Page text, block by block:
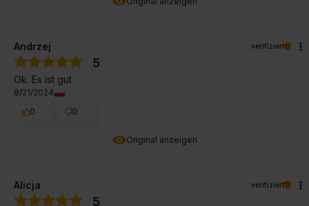
Original anzeigen
Andrzej verifiziert
5
Ok. Es ist gut
8/21/2024
0
0
Alicja verifiziert
5